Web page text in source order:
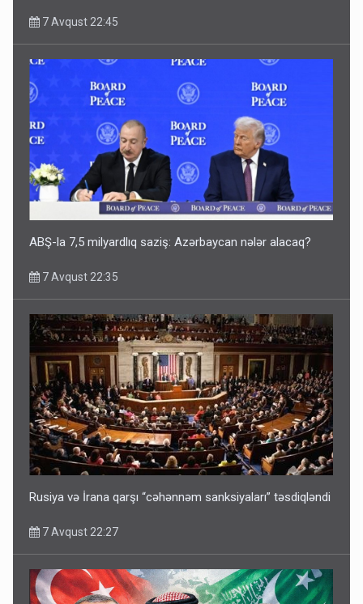
7 Avqust 22:45
ABŞ-la 7,5 milyardlıq saziş: Azərbaycan nələr alacaq?
7 Avqust 22:35
Rusiya və İrana qarşı “cəhənnəm sanksiyaları” təsdiqləndi
7 Avqust 22:27